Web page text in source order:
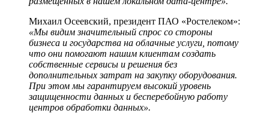
Михаил Осеевский, президент ПАО «Ростелеком»:
«Мы видим значительный спрос со стороны
бизнеса и государства на облачные услуги, потому
что они помогают нашим клиентам создать
собственные сервисы и решения без
дополнительных затрат на закупку оборудования.
При этом мы гарантируем высокий уровень
защищенности данных и бесперебойную работу
центров обработки данных».